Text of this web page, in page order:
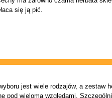
się ją pić.
jest wiele rodzajów, a zestaw
pod wieloma względami.